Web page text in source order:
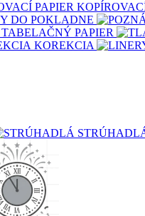
DO POKLADNE
TABELAČNÝ PAPIER
KOREKCIA